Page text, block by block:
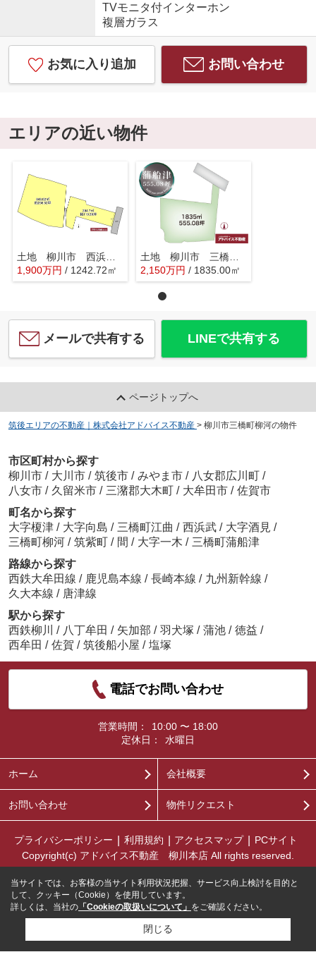
TVモニタ付インターホン
複層ガラス
お気に入り追加 お問い合わせ
エリアの近い物件
土地 柳川市 西浜武913-1
1,900万円 / 1242.72㎡
土地 柳川市 三橋町蒲船津37-4
2,150万円 / 1835.00㎡
メールで共有する LINEで共有する
ページトップへ
筑後エリアの不動産｜株式会社アドバイス不動産 > 柳川市三橋町柳河の物件
市区町村から探す
柳川市 / 大川市 / 筑後市 / みやま市 / 八女郡広川町 /
八女市 / 久留米市 / 三潴郡大木町 / 大牟田市 / 佐賀市
町名から探す
大字榎津 / 大字向島 / 三橋町江曲 / 西浜武 / 大字酒見 /
三橋町柳河 / 筑紫町 / 間 / 大字一木 / 三橋町蒲船津
路線から探す
西鉄大牟田線 / 鹿児島本線 / 長崎本線 / 九州新幹線 /
久大本線 / 唐津線
駅から探す
西鉄柳川
/ 八丁牟田 / 矢加部 / 羽犬塚 / 蒲池 / 徳益 /
西牟田 / 佐賀 / 筑後船小屋 / 塩塚
電話でお問い合わせ
営業時間：
10:00 〜 18:00
定休日：
水曜日
ホーム 会社概要
お問い合わせ 物件リクエスト
プライバシーポリシー 利用規約 アクセスマップ
PCサイト
Copyright(c) アドバイス不動産 柳川本店 All rights reserved.
当サイトでは、お客様の当サイト利用状況把握、サービス向上検討を目的と
して、クッキー（Cookie）を使用しています。
詳しくは、当社の 「Cookieの取扱いについて」 をご確認ください。
閉じる